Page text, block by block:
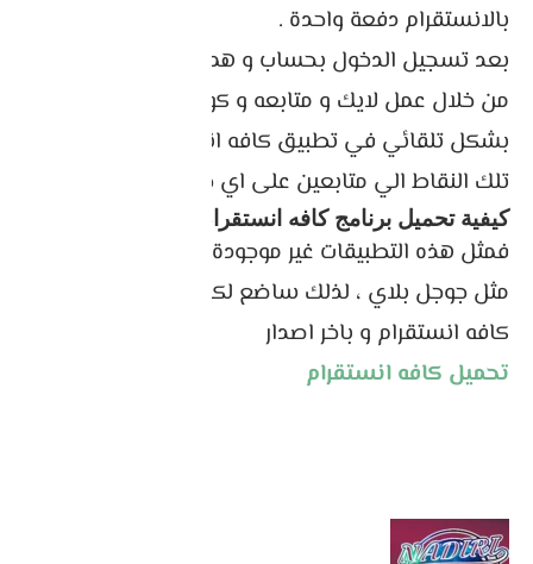
بالانستقرام دفعة واحدة .
بعد تسجيل الدخول بحساب و همي ، قم بجمع نقاط
من خلال عمل لايك و متابعه و كومنت و ذلك موجود
بشكل تلقائي في تطبيق كافه انستقرام ، بعد حول
تلك النقاط الي متابعين على اي حساب انستقرام .
كيفية تحميل برنامج كافه انستقرام
فمثل هذه التطبيقات غير موجودة في المتاجر الرسمية
مثل جوجل بلاي ، لذلك ساضع لكم رابط تحميل برنامج
كافه انستقرام و باخر اصدار
تحميل كافه انستقرام